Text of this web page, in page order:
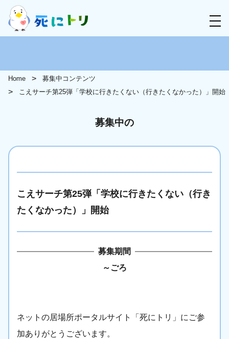
Home
募集中コンテンツ
こえサーチ第25弾「学校に行きたくない（行きたくなかった）」開始
募集中の
こえサーチ第25弾「学校に行きたくない（行き
たくなかった）」開始
募集期間
～ ごろ
ネットの居場所ポータルサイト「死にトリ」にご参
加ありがとうございます。